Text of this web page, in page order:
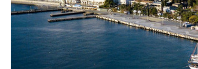
Извержение Вулкана На Юге